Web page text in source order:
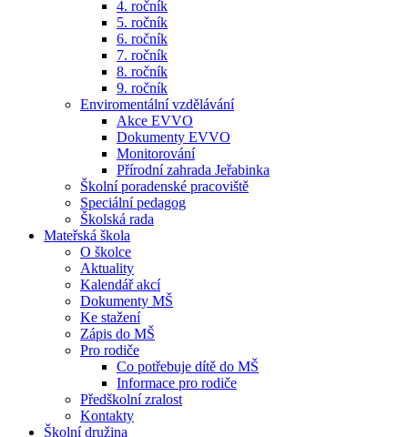
4. ročník
5. ročník
6. ročník
7. ročník
8. ročník
9. ročník
Enviromentální vzdělávání
Akce EVVO
Dokumenty EVVO
Monitorování
Přírodní zahrada Jeřabinka
Školní poradenské pracoviště
Speciální pedagog
Školská rada
Mateřská škola
O školce
Aktuality
Kalendář akcí
Dokumenty MŠ
Ke stažení
Zápis do MŠ
Pro rodiče
Co potřebuje dítě do MŠ
Informace pro rodiče
Předškolní zralost
Kontakty
Školní družina